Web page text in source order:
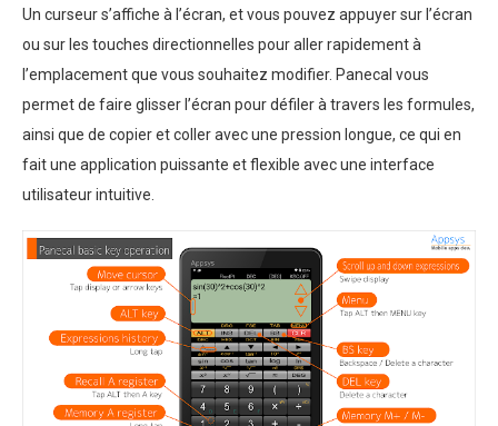
Un curseur s’affiche à l’écran, et vous pouvez appuyer sur l’écran
ou sur les touches directionnelles pour aller rapidement à
l’emplacement que vous souhaitez modifier. Panecal vous
permet de faire glisser l’écran pour défiler à travers les formules,
ainsi que de copier et coller avec une pression longue, ce qui en
fait une application puissante et flexible avec une interface
utilisateur intuitive.